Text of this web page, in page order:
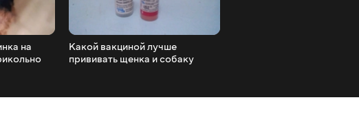
на
Какой вакциной лучше
прививать щенка и собаку